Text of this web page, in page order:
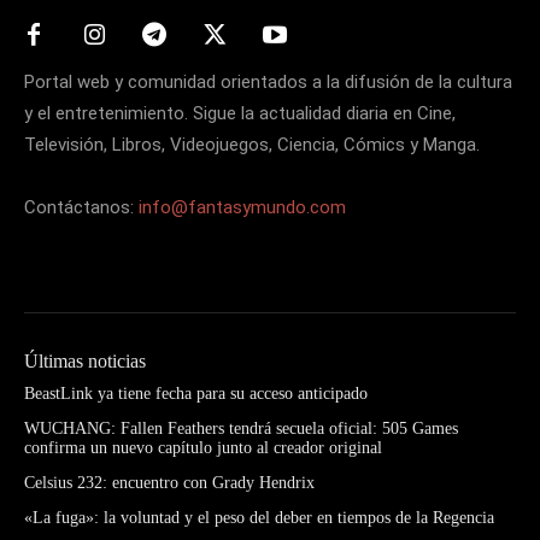
Portal web y comunidad orientados a la difusión de la cultura
y el entretenimiento. Sigue la actualidad diaria en Cine,
Televisión, Libros, Videojuegos, Ciencia, Cómics y Manga.
Contáctanos: info@fantasymundo.com
Últimas noticias
BeastLink ya tiene fecha para su acceso anticipado
WUCHANG: Fallen Feathers tendrá secuela oficial: 505 Games
confirma un nuevo capítulo junto al creador original
Celsius 232: encuentro con Grady Hendrix
«La fuga»: la voluntad y el peso del deber en tiempos de la Regencia